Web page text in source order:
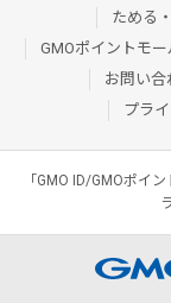
ためる
GMOポイントモー
お問い合
プラ
「GMO ID/GMOポイ